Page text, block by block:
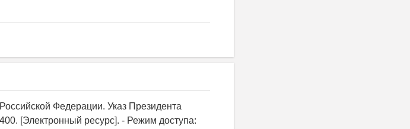
Федерации. Указ Президента
[Электронный ресурс]. - Режим доступа: